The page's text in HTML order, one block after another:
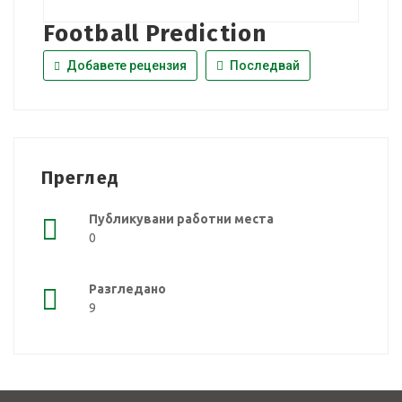
Football Prediction
Добавете рецензия Последвай
Преглед
Публикувани работни места
0
Разгледано
9